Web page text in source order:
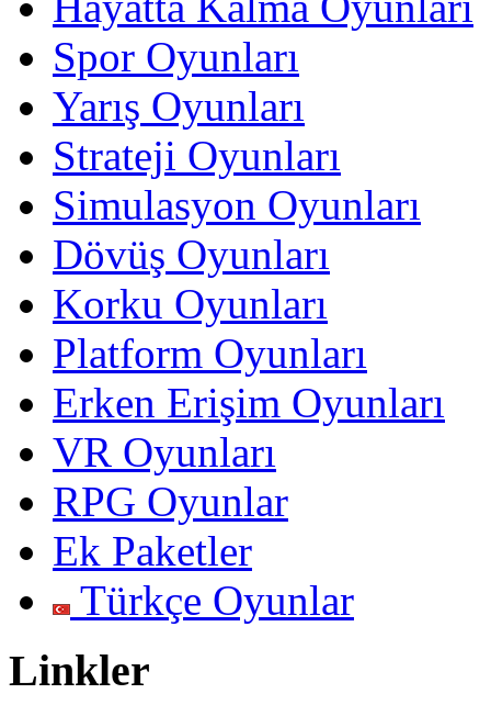
Spor Oyunları
Yarış Oyunları
Strateji Oyunları
Simulasyon Oyunları
Dövüş Oyunları
Korku Oyunları
Platform Oyunları
Erken Erişim Oyunları
VR Oyunları
RPG Oyunlar
Ek Paketler
Türkçe Oyunlar
Linkler